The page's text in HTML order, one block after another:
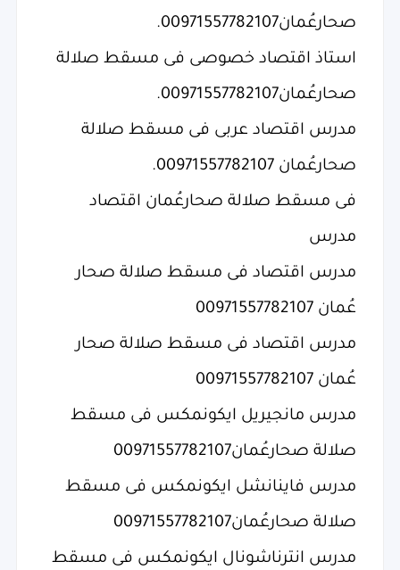
صحارعُمان00971557782107.
استاذ اقتصاد خصوصى فى مسقط صلالة
صحارعُمان00971557782107.
مدرس اقتصاد عربى فى مسقط صلالة
صحارعُمان 00971557782107.
فى مسقط صلالة صحارعُمان اقتصاد
مدرس
مدرس اقتصاد فى مسقط صلالة صحار
عُمان 00971557782107
مدرس اقتصاد فى مسقط صلالة صحار
عُمان 00971557782107
مدرس مانجيريل ايكونمكس فى مسقط
صلالة صحارعُمان00971557782107
مدرس فاينانشل ايكونمكس فى مسقط
صلالة صحارعُمان00971557782107
مدرس انترناشونال ايكونمكس فى مسقط